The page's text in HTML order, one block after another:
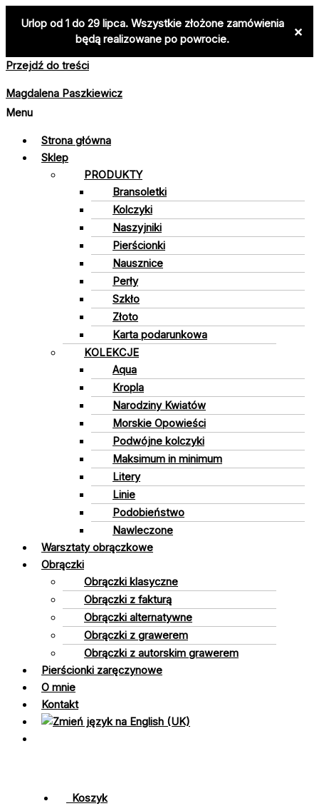
Urlop od 1 do 29 lipca. Wszystkie złożone zamówienia
będą realizowane po powrocie.
×
Przejdź do treści
Magdalena Paszkiewicz
Menu
Strona główna
Sklep
PRODUKTY
Bransoletki
Kolczyki
Naszyjniki
Pierścionki
Nausznice
Perły
Szkło
Złoto
Karta podarunkowa
KOLEKCJE
Aqua
Kropla
Narodziny Kwiatów
Morskie Opowieści
Podwójne kolczyki
Maksimum in minimum
Litery
Linie
Podobieństwo
Nawleczone
Warsztaty obrączkowe
Obrączki
Obrączki klasyczne
Obrączki z fakturą
Obrączki alternatywne
Obrączki z grawerem
Obrączki z autorskim grawerem
Pierścionki zaręczynowe
O mnie
Kontakt
Koszyk